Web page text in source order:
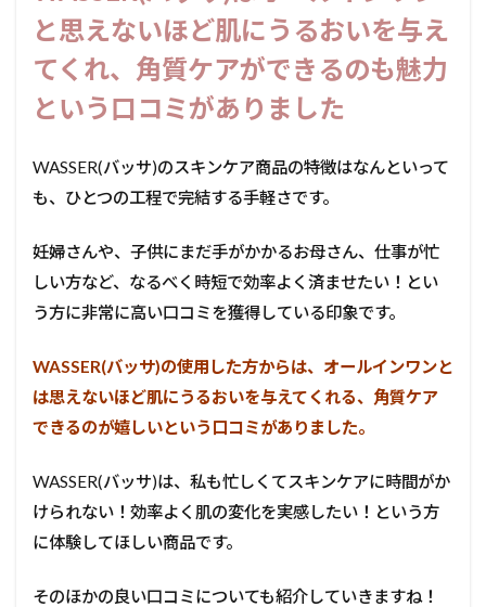
と思えないほど肌にうるおいを与え
てくれ、角質ケアができるのも魅力
という口コミがありました
WASSER(バッサ)のスキンケア商品の特徴はなんといって
も、ひとつの工程で完結する手軽さです。
妊婦さんや、子供にまだ手がかかるお母さん、仕事が忙
しい方など、なるべく時短で効率よく済ませたい！とい
う方に非常に高い口コミを獲得している印象です。
WASSER(バッサ)の使用した方からは、オールインワンと
は思えないほど肌にうるおいを与えてくれる、角質ケア
できるのが嬉しいという口コミがありました。
WASSER(バッサ)は、私も忙しくてスキンケアに時間がか
けられない！効率よく肌の変化を実感したい！という方
に体験してほしい商品です。
そのほかの良い口コミについても紹介していきますね！